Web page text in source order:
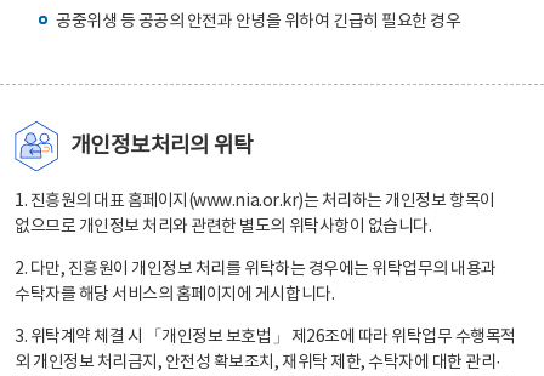
공중위생 등 공공의 안전과 안녕을 위하여 긴급히 필요한 경우
개인정보처리의 위탁
1. 진흥원의 대표 홈페이지(www.nia.or.kr)는 처리하는 개인정보 항목이
없으므로 개인정보 처리와 관련한 별도의 위탁사항이 없습니다.
2. 다만, 진흥원이 개인정보 처리를 위탁하는 경우에는 위탁업무의 내용과
수탁자를 해당 서비스의 홈페이지에 게시합니다.
3. 위탁계약 체결 시 「개인정보 보호법」 제26조에 따라 위탁업무 수행목적
외 개인정보 처리금지, 안전성 확보조치, 재위탁 제한, 수탁자에 대한 관리·